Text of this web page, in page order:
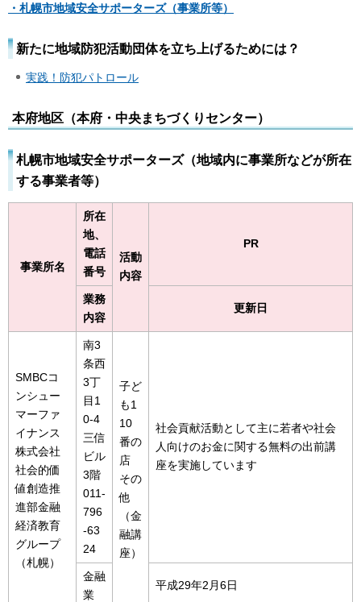
・札幌市地域安全サポーターズ（事業所等）
新たに地域防犯活動団体を立ち上げるためには？
実践！防犯パトロール
本府地区（本府・中央まちづくりセンター）
札幌市地域安全サポーターズ（地域内に事業所などが所在
する事業者等）
事業所名
所在
地、
電話
番号
活動
内容
PR
業務
内容
更新日
SMBCコ
ンシュー
マーファ
イナンス
株式会社
社会的価
値創造推
進部金融
経済教育
グループ
（札幌）
南3
条西
3丁
目1
0-4
三信
ビル
3階
011-
796
-63
24
子ど
も1
10
番の
店
その
他
（金
融講
座）
社会貢献活動として主に若者や社会
人向けのお金に関する無料の出前講
座を実施しています
金融
業
平成29年2月6日